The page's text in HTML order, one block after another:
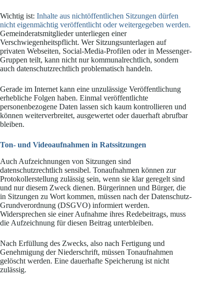
Wichtig ist: Inhalte aus nichtöffentlichen Sitzungen dürfen
nicht eigenmächtig veröffentlicht oder weitergegeben werden.
Gemeinderatsmitglieder unterliegen einer
Verschwiegenheitspflicht. Wer Sitzungsunterlagen auf
privaten Webseiten, Social-Media-Profilen oder in Messenger-
Gruppen teilt, kann nicht nur kommunalrechtlich, sondern
auch datenschutzrechtlich problematisch handeln.
Gerade im Internet kann eine unzulässige Veröffentlichung
erhebliche Folgen haben. Einmal veröffentlichte
personenbezogene Daten lassen sich kaum kontrollieren und
können weiterverbreitet, ausgewertet oder dauerhaft abrufbar
bleiben.
Ton- und Videoaufnahmen in Ratssitzungen
Auch Aufzeichnungen von Sitzungen sind
datenschutzrechtlich sensibel. Tonaufnahmen können zur
Protokollerstellung zulässig sein, wenn sie klar geregelt sind
und nur diesem Zweck dienen. Bürgerinnen und Bürger, die
in Sitzungen zu Wort kommen, müssen nach der Datenschutz-
Grundverordnung (DSGVO) informiert werden.
Widersprechen sie einer Aufnahme ihres Redebeitrags, muss
die Aufzeichnung für diesen Beitrag unterbleiben.
Nach Erfüllung des Zwecks, also nach Fertigung und
Genehmigung der Niederschrift, müssen Tonaufnahmen
gelöscht werden. Eine dauerhafte Speicherung ist nicht
zulässig.